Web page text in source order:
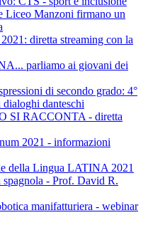
Liceo Manzoni firmano un
diretta streaming con la
parliamo ai giovani dei
di secondo grado: 4°
danteschi
SI RACCONTA - diretta
2021 - informazioni
della Lingua LATINA 2021
- Prof. David R.
manifatturiera - webinar